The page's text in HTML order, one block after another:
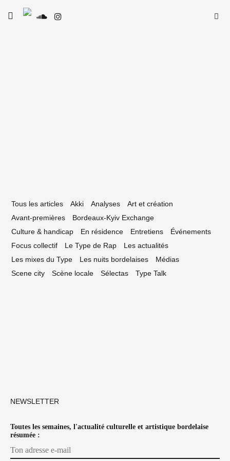
Skip
toggle
Tous les articles Akki Analyses
Art et création
Avant-premières
Bordeaux-Kyiv Exchange
Culture & handicap
En résidence Entretiens
Événements
Focus collectif
Le Type de Rap
Les actualités
Les mixes du Type
Les nuits bordelaises
Médias
Scene city
Scène locale Sélectas Type Talk
NEWSLETTER
Toutes les semaines, l'actualité culturelle et artistique bordelaise
résumée :